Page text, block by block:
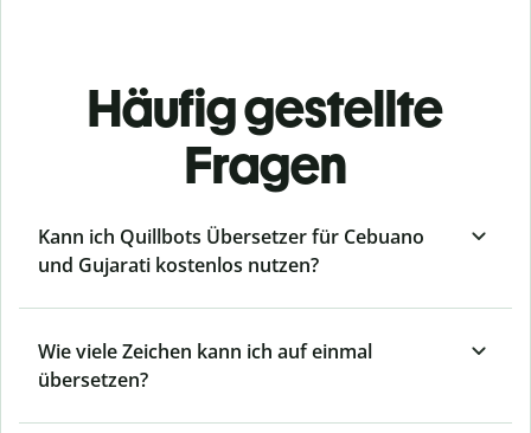
Häufig gestellte
Fragen
Kann ich Quillbots Übersetzer für Cebuano
und Gujarati kostenlos nutzen?
Wie viele Zeichen kann ich auf einmal
übersetzen?